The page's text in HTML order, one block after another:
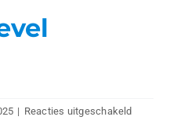
| Reacties uitgeschakeldvoor